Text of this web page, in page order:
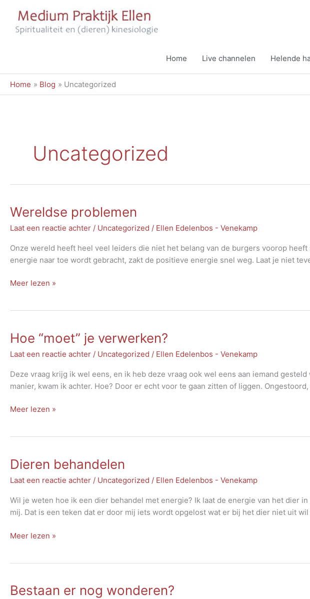
Home
Live channelen Helende
Home Blog Uncategorized
Uncategorized
Wereldse problemen
Laat een reactie achter / Uncategorized / Ellen Edelenbos - Venekamp
Onze wereld heeft heel veel leiders die niet het belang van de burgers voorop
energie naar toe wordt gebracht, zakt de positieve energie snel weg. Laat je niet
Wereldse
Meer lezen »
Hoe “moet” je verwerken?
Laat een reactie achter / Uncategorized / Ellen Edelenbos - Venekamp
Deze vraag krijg ik wel eens, en ik heb deze vraag ook wel eens aan iemand
manier, kwam ik achter. Hoe? Door er echt voor te gaan zitten of liggen.
Hoe
Meer lezen »
Dieren behandelen
Laat een reactie achter / Uncategorized / Ellen Edelenbos - Venekamp
Wil je weten hoe ik een dier behandel met energie? Ik laat de energie van het dier
mij. Dat is een teken dat er door mij iets wordt opgelost wat er bij het dier niet uit
Dieren
Meer lezen »
Bestaan er nog wonderen?